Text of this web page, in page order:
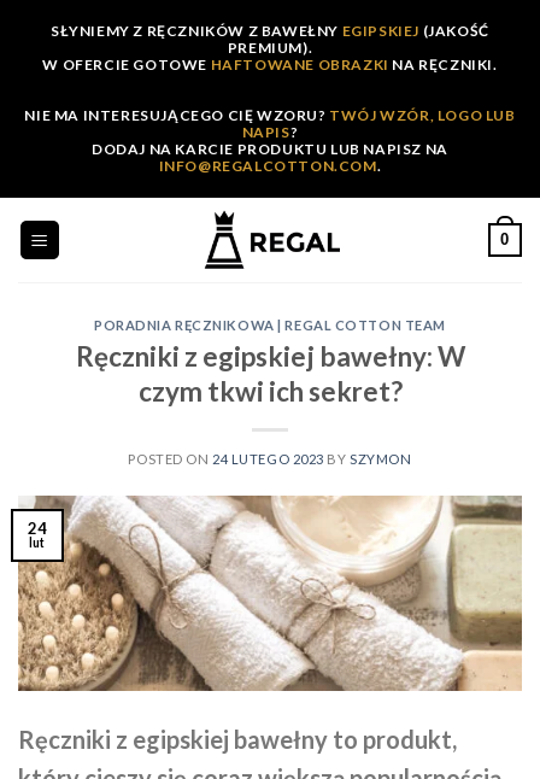
content
SŁYNIEMY Z RĘCZNIKÓW Z BAWEŁNY EGIPSKIEJ (JAKOŚĆ
PREMIUM).
W OFERCIE GOTOWE HAFTOWANE OBRAZKI NA RĘCZNIKI.
NIE MA INTERESUJĄCEGO CIĘ WZORU? TWÓJ WZÓR, LOGO LUB
NAPIS?
DODAJ NA KARCIE PRODUKTU LUB NAPISZ NA
INFO@REGALCOTTON.COM.
0
PORADNIA RĘCZNIKOWA | REGAL COTTON TEAM
Ręczniki z egipskiej bawełny: W
czym tkwi ich sekret?
POSTED ON 24 LUTEGO 2023 BY SZYMON
24
lut
Ręczniki z egipskiej bawełny to produkt,